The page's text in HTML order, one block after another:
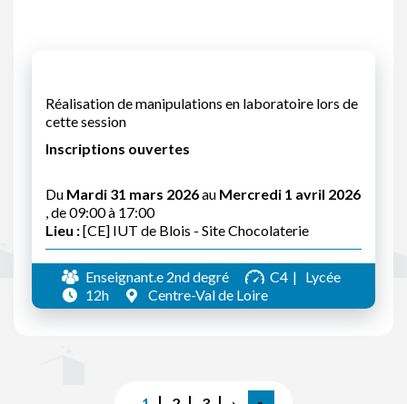
Réalisation de manipulations en laboratoire lors de
cette session
Inscriptions ouvertes
Du Mardi 31 mars 2026au Mercredi 1 avril 2026
, de 09:00 à 17:00
Lieu :[CE] IUT de Blois - Site Chocolaterie
Enseignant.e 2nd degré C4
Lycée
12h
Centre-Val de Loire